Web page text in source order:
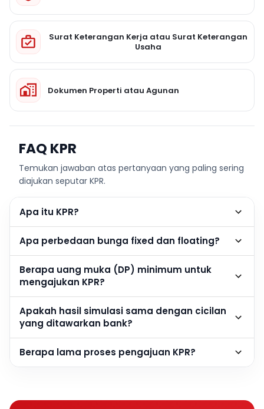
Surat Keterangan Kerja atau Surat Keterangan
Usaha
Dokumen Properti atau Agunan
FAQ KPR
Temukan jawaban atas pertanyaan yang paling sering
diajukan seputar KPR.
Apa itu KPR?
Apa perbedaan bunga fixed dan floating?
Berapa uang muka (DP) minimum untuk
mengajukan KPR?
Apakah hasil simulasi sama dengan cicilan
yang ditawarkan bank?
Berapa lama proses pengajuan KPR?